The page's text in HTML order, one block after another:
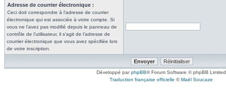
Adresse de courrier électronique :
Ceci doit correspondre à l’adresse de courrier
électronique qui est associée à votre compte. Si
vous ne l’avez pas modifié depuis le panneau de
contrôle de l’utilisateur, il s’agit de l’adresse de
courrier électronique que vous avez spécifiée lors
de votre inscription.
Développé parphpBB® Forum Software © phpBB Limited
Traduction française officielle ©Maël Soucaze